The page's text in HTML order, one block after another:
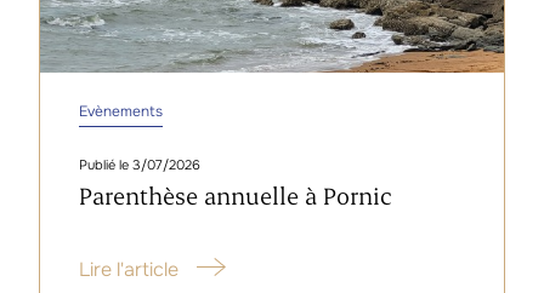
Evènements
3/07/2026
Parenthèse annuelle à Pornic
Lire l'article